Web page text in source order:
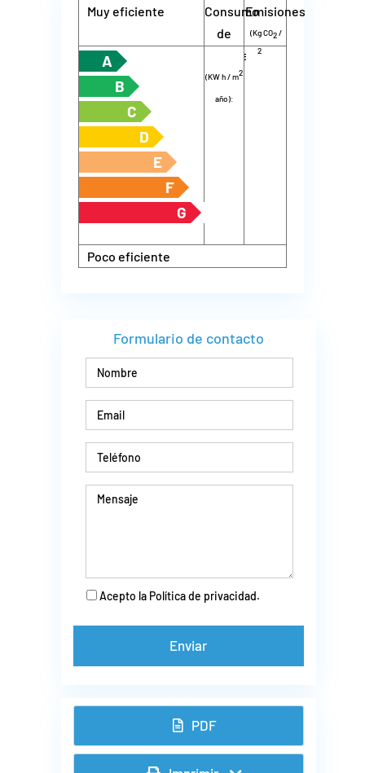
Muy eficiente
Consumo
de
energía
(KW h / m2
año):
Emisiones
(Kg CO2/
2año):
A
B
C
D
E
F
G
Poco eficiente
Formulario de contacto
Acepto la Política de privacidad.
PDF